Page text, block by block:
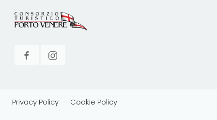
Privacy Policy Cookie Policy